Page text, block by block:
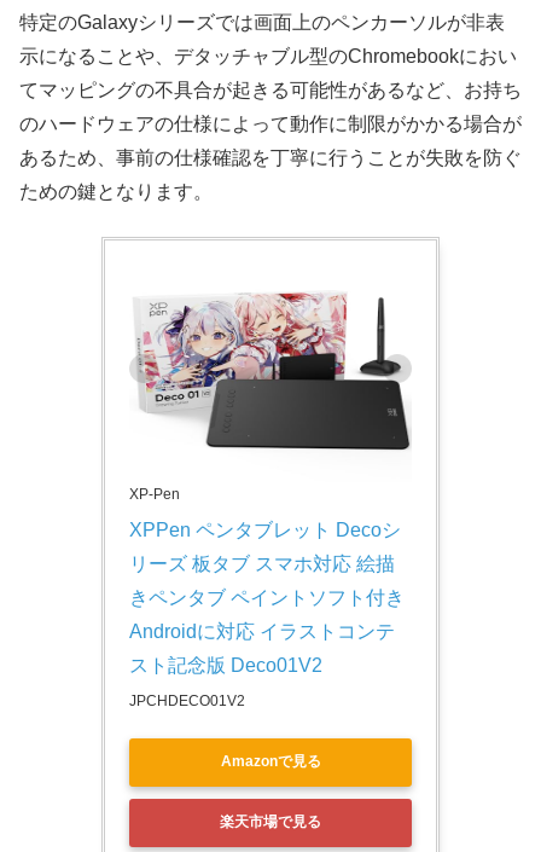
特定のGalaxyシリーズでは画面上のペンカーソルが非表
示になることや、デタッチャブル型のChromebookにおい
てマッピングの不具合が起きる可能性があるなど、お持ち
のハードウェアの仕様によって動作に制限がかかる場合が
あるため、事前の仕様確認を丁寧に行うことが失敗を防ぐ
ための鍵となります。
XP-Pen
XPPen ペンタブレット Decoシ
リーズ 板タブ スマホ対応 絵描
きペンタブ ペイントソフト付き
Androidに対応 イラストコンテ
スト記念版 Deco01V2
JPCHDECO01V2
Amazonで見る
楽天市場で見る